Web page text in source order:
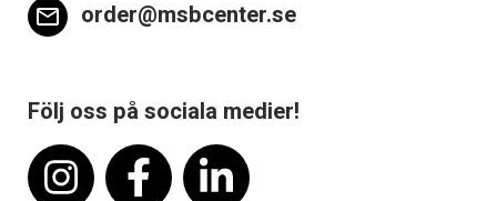
email order@msbcenter.se
Följ oss på sociala medier!